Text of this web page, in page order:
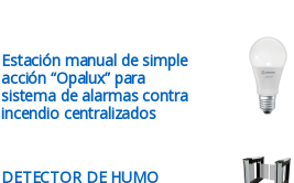
Estación manual de simple
acción “Opalux” para
sistema de alarmas contra
incendio centralizados
DETECTOR DE HUMO